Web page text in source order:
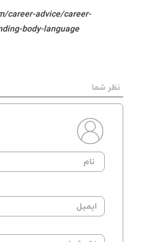
career-advice/career-
body-language
نظر شما